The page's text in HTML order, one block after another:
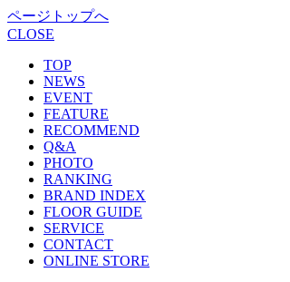
ページトップへ
CLOSE
TOP
NEWS
EVENT
FEATURE
RECOMMEND
Q&A
PHOTO
RANKING
BRAND INDEX
FLOOR GUIDE
SERVICE
CONTACT
ONLINE STORE